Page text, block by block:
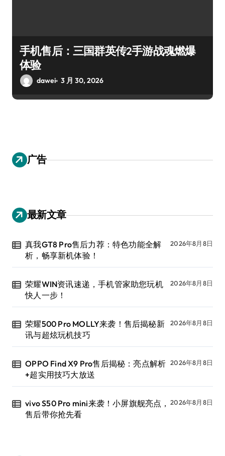
手机售后：三国群英传2手游战魂燃爆
体验
dawei 3 月 30, 2026
广告
最新文章
真我GT8 Pro售后力荐：特色功能全解
析，畅享新机体验！
2026年8月8日
荣耀WIN资讯速递，手机管家助您玩机
快人一步！
2026年8月8日
荣耀500 Pro MOLLY来袭！售后揭秘新
讯与超炫玩机技巧
2026年8月8日
OPPO Find X9 Pro售后揭秘：亮点解析
+超实用技巧大放送
2026年8月8日
vivo S50 Pro mini来袭！小屏旗舰亮点，
售后带你抢先看
2026年8月8日